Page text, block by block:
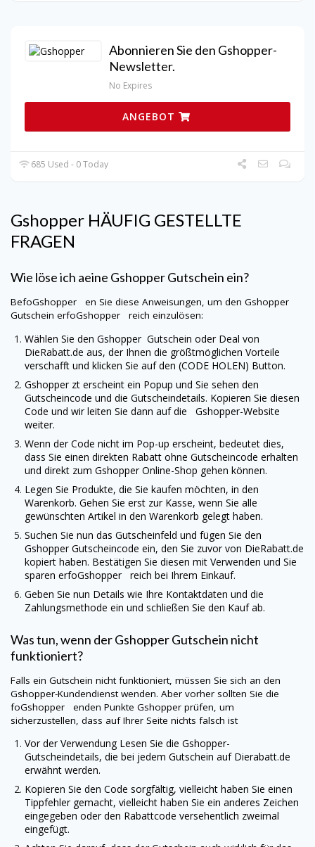
Abonnieren Sie den Gshopper-
Newsletter.
No Expires
ANGEBOT
685 Used - 0 Today
Gshopper HÄUFIG GESTELLTE
FRAGEN
Wie löse ich aeine GshopperGutschein ein?
BefoGshopper en Sie diese Anweisungen, um den Gshopper
Gutschein erfoGshopper reich einzulösen:
Wählen Sie den Gshopper Gutschein oder Deal von
DieRabatt.de aus, der Ihnen die größtmöglichen Vorteile
verschafft und klicken Sie auf den (CODE HOLEN) Button.
Gshopper zt erscheint ein Popup und Sie sehen den
Gutscheincode und die Gutscheindetails. Kopieren Sie diesen
Code und wir leiten Sie dann auf die Gshopper-Website
weiter.
Wenn der Code nicht im Pop-up erscheint, bedeutet dies,
dass Sie einen direkten Rabatt ohne Gutscheincode erhalten
und direkt zum GshopperOnline-Shop gehen können.
Legen Sie Produkte, die Sie kaufen möchten, in den
Warenkorb. Gehen Sie erst zur Kasse, wenn Sie alle
gewünschten Artikel in den Warenkorb gelegt haben.
Suchen Sie nun das Gutscheinfeld und fügen Sie den
GshopperGutscheincode ein, den Sie zuvor von DieRabatt.de
kopiert haben. Bestätigen Sie diesen mit Verwenden und Sie
sparen erfoGshopper reich bei Ihrem Einkauf.
Geben Sie nun Details wie Ihre Kontaktdaten und die
Zahlungsmethode ein und schließen Sie den Kauf ab.
Was tun, wenn derGshopperGutschein nicht
funktioniert?
Falls ein Gutschein nicht funktioniert, müssen Sie sich an den
Gshopper-Kundendienst wenden. Aber vorher sollten Sie die
foGshopper enden Punkte Gshopper prüfen, um
sicherzustellen, dass auf Ihrer Seite nichts falsch ist
Vor der Verwendung Lesen Sie die Gshopper-
Gutscheindetails, die bei jedem Gutschein aufDierabatt.de
erwähnt werden.
Kopieren Sie den Code sorgfältig, vielleicht haben Sie einen
Tippfehler gemacht, vielleicht haben Sie ein anderes Zeichen
eingegeben oder den Rabattcode versehentlich zweimal
eingefügt.